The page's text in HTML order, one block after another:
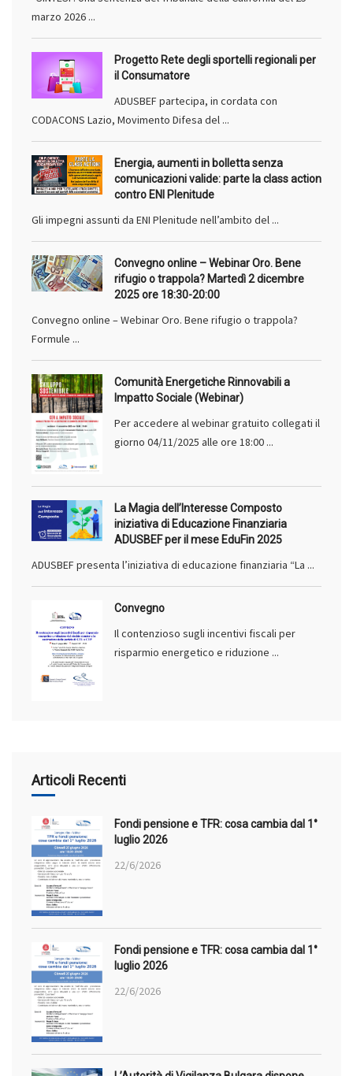
marzo 2026 ...
Progetto Rete degli sportelli regionali per
il Consumatore
ADUSBEF partecipa, in cordata con
CODACONS Lazio, Movimento Difesa del ...
Energia, aumenti in bolletta senza
comunicazioni valide: parte la class action
contro ENI Plenitude
Gli impegni assunti da ENI Plenitude nell’ambito del ...
Convegno online – Webinar Oro. Bene
rifugio o trappola? Martedì 2 dicembre
2025 ore 18:30-20:00
Convegno online – Webinar Oro. Bene rifugio o trappola?
Formule ...
Comunità Energetiche Rinnovabili a
Impatto Sociale (Webinar)
Per accedere al webinar gratuito collegati il
giorno 04/11/2025 alle ore 18:00 ...
La Magia dell’Interesse Composto
iniziativa di Educazione Finanziaria
ADUSBEF per il mese EduFin 2025
ADUSBEF presenta l’iniziativa di educazione finanziaria “La ...
Convegno
Il contenzioso sugli incentivi fiscali per
risparmio energetico e riduzione ...
Articoli Recenti
Fondi pensione e TFR: cosa cambia dal 1°
luglio 2026
22/6/2026
Fondi pensione e TFR: cosa cambia dal 1°
luglio 2026
22/6/2026